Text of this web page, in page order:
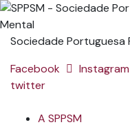
Sociedade Portuguesa
Facebook
Instagram
twitter
A SPPSM